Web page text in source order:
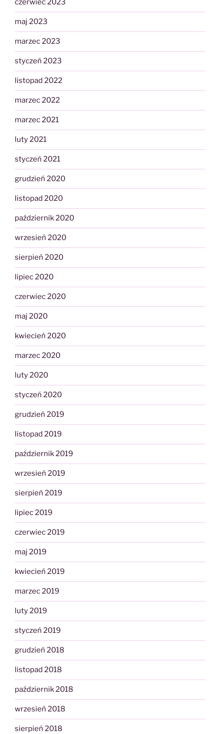
czerwiec 2023
maj 2023
marzec 2023
styczeń 2023
listopad 2022
marzec 2022
marzec 2021
luty 2021
styczeń 2021
grudzień 2020
listopad 2020
październik 2020
wrzesień 2020
sierpień 2020
lipiec 2020
czerwiec 2020
maj 2020
kwiecień 2020
marzec 2020
luty 2020
styczeń 2020
grudzień 2019
listopad 2019
październik 2019
wrzesień 2019
sierpień 2019
lipiec 2019
czerwiec 2019
maj 2019
kwiecień 2019
marzec 2019
luty 2019
styczeń 2019
grudzień 2018
listopad 2018
październik 2018
wrzesień 2018
sierpień 2018